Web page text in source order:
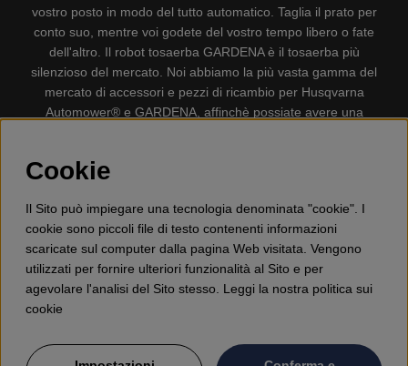
vostro posto in modo del tutto automatico. Taglia il prato per
conto suo, mentre voi godete del vostro tempo libero o fate
dell'altro. Il robot tosaerba GARDENA è il tosaerba più
silenzioso del mercato. Noi abbiamo la più vasta gamma del
mercato di accessori e pezzi di ricambio per Husqvarna
Automower® e GARDENA, affinchè possiate avere una
Accessori per la protezione personale, Decespugliatori,
Aspirapolvere, Mototroncatrici, Attrezzature Forestali,
Lubrificanti, Carburanti, Giocattolo per bambini ETC.
Cookie
Il Sito può impiegare una tecnologia denominata "cookie". I
cookie sono piccoli file di testo contenenti informazioni
scaricate sul computer dalla pagina Web visitata. Vengono
utilizzati per fornire ulteriori funzionalità al Sito e per
agevolare l'analisi del Sito stesso. Leggi la nostra politica sui
cookie